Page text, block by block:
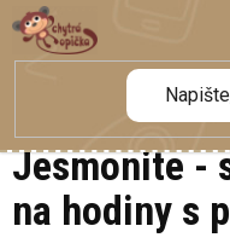
Přejít
na
obsah
Jesmonite -
na hodiny s